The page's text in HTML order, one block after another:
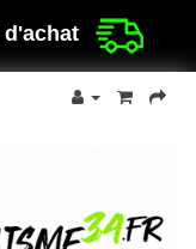
d'achat